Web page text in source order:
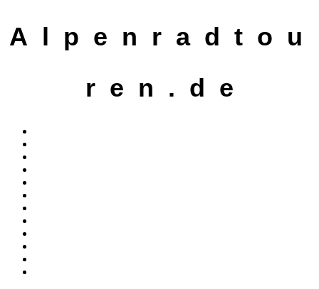
A l p e n r a d t o u
r e n . d e